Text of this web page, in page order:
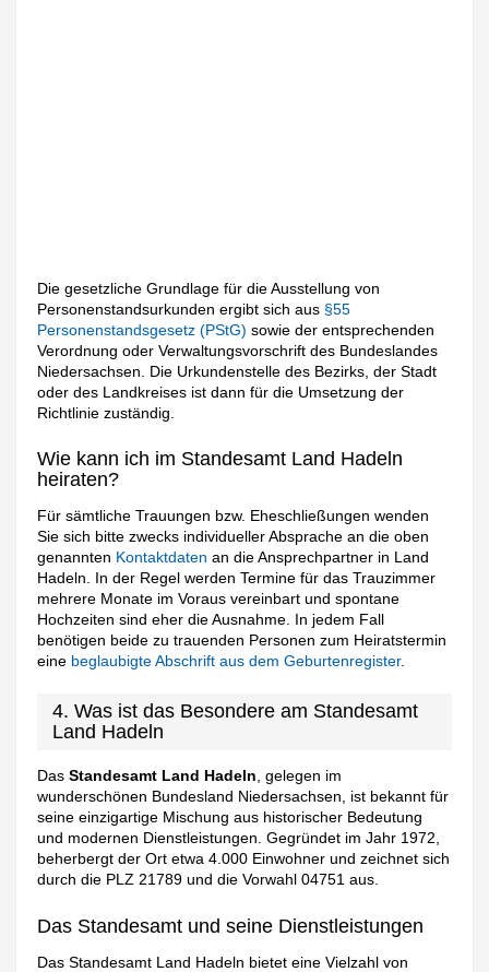
Die gesetzliche Grundlage für die Ausstellung von
Personenstandsurkunden ergibt sich aus §55
Personenstandsgesetz (PStG)sowie der entsprechenden
Verordnung oder Verwaltungsvorschrift des Bundeslandes
Niedersachsen. Die Urkundenstelle des Bezirks, der Stadt
oder des Landkreises ist dann für die Umsetzung der
Richtlinie zuständig.
Wie kann ich im Standesamt Land Hadeln
heiraten?
Für sämtliche Trauungen bzw. Eheschließungen wenden
Sie sich bitte zwecks individueller Absprache an die oben
genannten Kontaktdaten an die Ansprechpartner in Land
Hadeln. In der Regel werden Termine für das Trauzimmer
mehrere Monate im Voraus vereinbart und spontane
Hochzeiten sind eher die Ausnahme. In jedem Fall
benötigen beide zu trauenden Personen zum Heiratstermin
eine beglaubigte Abschrift aus dem Geburtenregister.
4. Was ist das Besondere am Standesamt
Land Hadeln
DasStandesamt Land Hadeln, gelegen im
wunderschönen Bundesland Niedersachsen, ist bekannt für
seine einzigartige Mischung aus historischer Bedeutung
und modernen Dienstleistungen. Gegründet im Jahr 1972,
beherbergt der Ort etwa 4.000 Einwohner und zeichnet sich
durch die PLZ 21789 und die Vorwahl 04751 aus.
Das Standesamt und seine Dienstleistungen
Das Standesamt Land Hadeln bietet eine Vielzahl von